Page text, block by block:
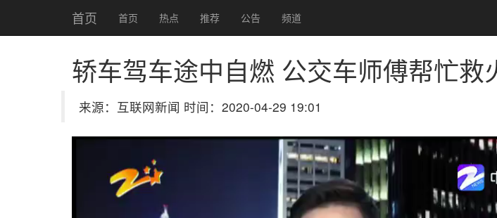
首页 首页 热点 推荐 公告 频道
轿车驾车途中自燃 公交车师傅帮忙救
来源：互联网新闻 时间：2020-04-29 19:01